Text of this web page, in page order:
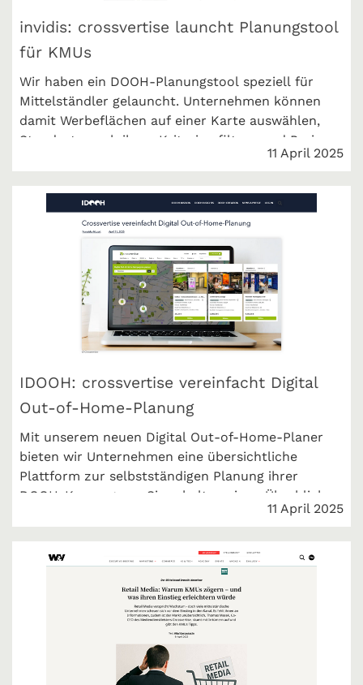
invidis: crossvertise launcht Planungstool
für KMUs
Wir haben ein DOOH-Planungstool speziell für
Mittelständler gelauncht. Unternehmen können
damit Werbeflächen auf einer Karte auswählen,
Standorte nach ihren Kriterien filtern und Preise
11 April 2025
IDOOH: crossvertise vereinfacht Digital
Out-of-Home-Planung
Mit unserem neuen Digital Out-of-Home-Planer
bieten wir Unternehmen eine übersichtliche
Plattform zur selbstständigen Planung ihrer
DOOH-Kampagnen. Sie erhalten einen Überblick
über das Angebot an digitalen Screens sowie
Touchpoints. IDOOH berichtet.
11 April 2025